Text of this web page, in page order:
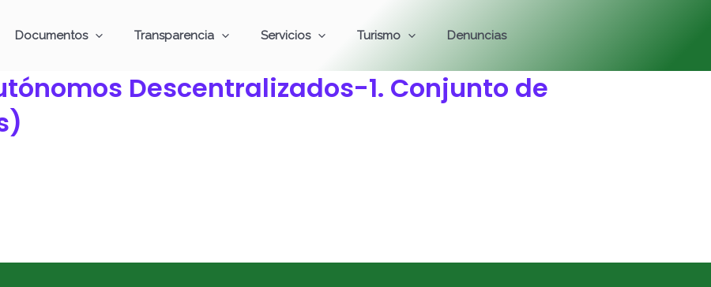
Documentos Transparencia Servicios Turismo Denuncias
Descentralizados-1. Conjunto de